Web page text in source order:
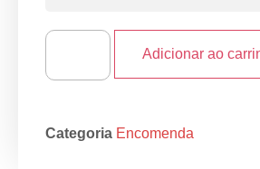
Adicionar ao
Categoria Encomenda